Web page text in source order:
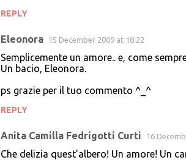
REPLY
Eleonora 15 December 2009 at 18:22
Semplicemente un amore.. e, come
Un bacio, Eleonora.
ps grazie per il tuo commento ^_^
REPLY
Anita Camilla Fedrigotti Curti 16
Che delizia quest'albero! Un amore! Un